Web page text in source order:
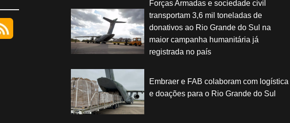
Forças Armadas e sociedade civil
transportam 3,6 mil toneladas de
donativos ao Rio Grande do Sul na
maior campanha humanitária já
registrada no país
Embraer e FAB colaboram com logística
e doações para o Rio Grande do Sul